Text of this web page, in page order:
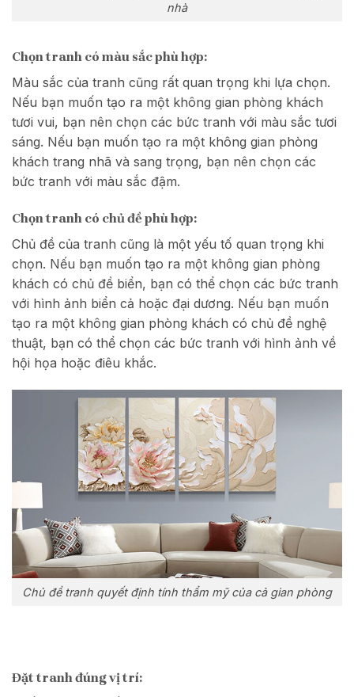
nhà
Chọn tranh có màu sắc phù hợp:
Màu sắc của tranh cũng rất quan trọng khi lựa chọn.
Nếu bạn muốn tạo ra một không gian phòng khách
tươi vui, bạn nên chọn các bức tranh với màu sắc tươi
sáng. Nếu bạn muốn tạo ra một không gian phòng
khách trang nhã và sang trọng, bạn nên chọn các
bức tranh với màu sắc đậm.
Chọn tranh có chủ đề phù hợp:
Chủ đề của tranh cũng là một yếu tố quan trọng khi
chọn. Nếu bạn muốn tạo ra một không gian phòng
khách có chủ đề biển, bạn có thể chọn các bức tranh
với hình ảnh biển cả hoặc đại dương. Nếu bạn muốn
tạo ra một không gian phòng khách có chủ đề nghệ
thuật, bạn có thể chọn các bức tranh với hình ảnh về
hội họa hoặc điêu khắc.
Chủ đề tranh quyết định tính thẩm mỹ của cả gian phòng
Đặt tranh đúng vị trí: